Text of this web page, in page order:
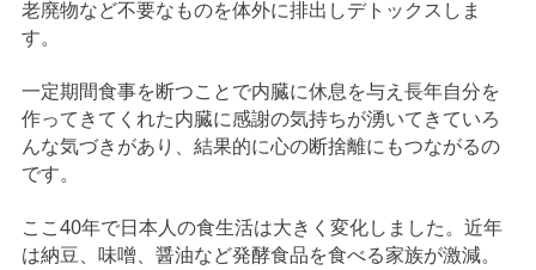
老廃物など不要なものを体外に排出しデトックスしま
す。
一定期間食事を断つことで内臓に休息を与え長年自分を
作ってきてくれた内臓に感謝の気持ちが湧いてきていろ
んな気づきがあり、結果的に心の断捨離にもつながるの
です。
ここ40年で日本人の食生活は大きく変化しました。近年
は納豆、味噌、醤油など発酵食品を食べる家族が激減。